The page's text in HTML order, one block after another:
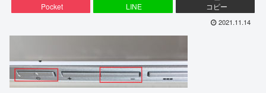
Pocket LINE コピー
2021.11.14